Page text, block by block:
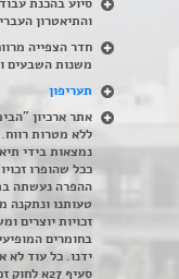
והתיאטרון
משנות השבעים
תעריפון
אתר ארכיון
ללא מטרות
נמצאות בידי
ככל שהופרו
ההפרה נעשתה
טעותנו ונתקנה
זכויות יוצרים
בחומרים
ידנו. כל עוד לא